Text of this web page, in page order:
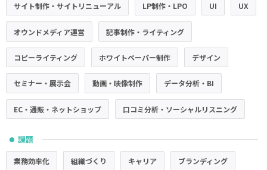
サイト制作・サイトリニューアル LP制作・LPO UI UX
オウンドメディア運営 記事制作・ライティング
コピーライティング ホワイトペーパー制作 デザイン
セミナー・展示会 動画・映像制作 データ分析・BI
EC・通販・ネットショップ 口コミ分析・ソーシャルリスニング
● 課題
業務効率化 組織づくり キャリア ブランディング